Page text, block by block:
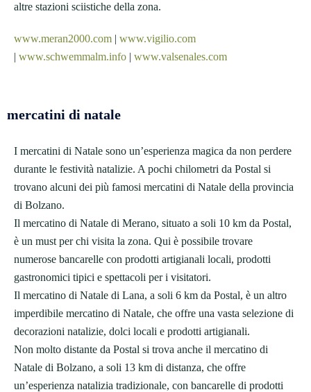
altre stazioni sciistiche della zona.
www.meran2000.com | www.vigilio.com
| www.schwemmalm.info | www.valsenales.com
mercatini di natale
I mercatini di Natale sono un’esperienza magica da non perdere
durante le festività natalizie. A pochi chilometri da Postal si
trovano alcuni dei più famosi mercatini di Natale della provincia
di Bolzano.
Il mercatino di Natale di Merano, situato a soli 10 km da Postal,
è un must per chi visita la zona. Qui è possibile trovare
numerose bancarelle con prodotti artigianali locali, prodotti
gastronomici tipici e spettacoli per i visitatori.
Il mercatino di Natale di Lana, a soli 6 km da Postal, è un altro
imperdibile mercatino di Natale, che offre una vasta selezione di
decorazioni natalizie, dolci locali e prodotti artigianali.
Non molto distante da Postal si trova anche il mercatino di
Natale di Bolzano, a soli 13 km di distanza, che offre
un’esperienza natalizia tradizionale, con bancarelle di prodotti